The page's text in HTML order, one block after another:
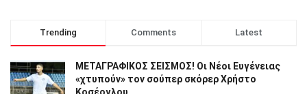
Trending Comments Latest
ΜΕΤΑΓΡΑΦΙΚΟΣ ΣΕΙΣΜΟΣ! Οι Νέοι Ευγένειας
«χτυπούν» τον σούπερ σκόρερ Χρήστο
Κοσέογλου